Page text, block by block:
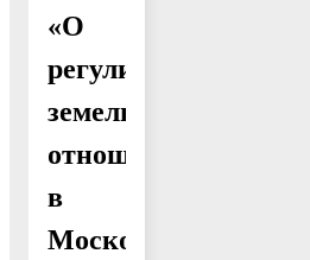
«О
регулировании
земельных
отношений
в
Московской